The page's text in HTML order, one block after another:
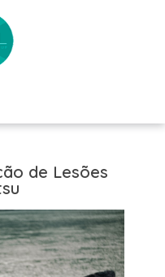
de Lesões